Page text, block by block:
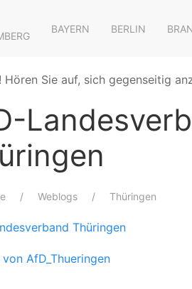
BAYERN BERLIN
Sie auf, sich gegenseitig
Weblogs Thüringen
Thüringen
AfD_Thueringen